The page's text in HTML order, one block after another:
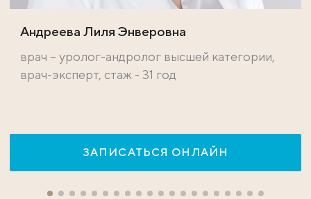
Андреева Лиля Энверовна
врач – уролог-андролог высшей категории,
врач-эксперт, стаж - 31 год
ЗАПИСАТЬСЯ ОНЛАЙН